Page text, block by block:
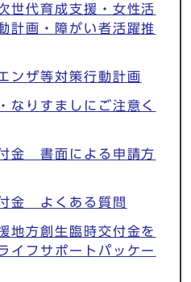
世代育成支援・女性活
計画・障がい者活躍推
ンザ等対策行動計画
なりすましにご注意く
金 書面による申請方
金 よくある質問
地方創生臨時交付金を
イフサポートパッケー